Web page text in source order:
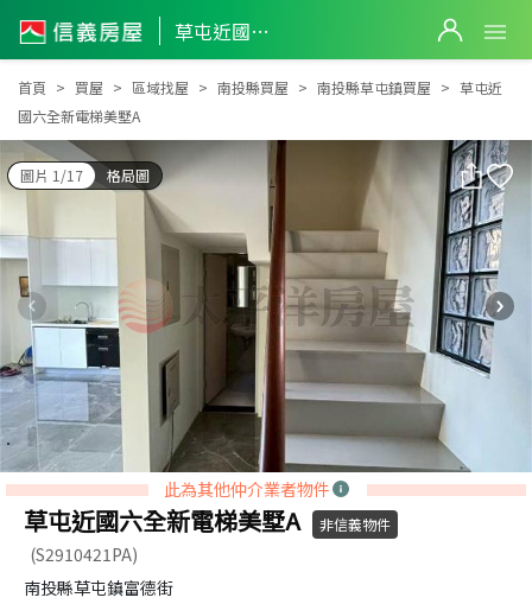
草屯近國六全新電梯美墅A
草屯近國六全新電梯美墅A
首頁 買屋 區域找屋 南投縣買屋 南投縣草屯鎮買屋
草屯近
國六全新電梯美墅A
圖片 1/17 格局圖
此為其他仲介業者物件
草屯近國六全新電梯美墅A 非信義物件
(S2910421PA)
南投縣草屯鎮富德街